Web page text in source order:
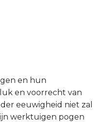
en hun
en voorrecht van
eeuwigheid niet zal
werktuigen pogen